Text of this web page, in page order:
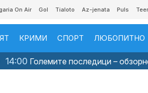
On Air Gol Tialoto Az-jenata Puls
КРИМИ СПОРТ ЛЮБОПИТНО
14:00 Големите последици –